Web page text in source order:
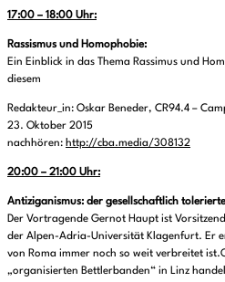
17:00 – 18:00 Uhr:
Rassismus und Homophobie:
Ein Einblick in das Thema Rassimus und
diesem
Redakteur_in: Oskar Beneder, CR94.4 –
23. Oktober 2015
nachhören: http://cba.media/308132
20:00 – 21:00 Uhr:
Antiziganismus: der gesellschaftlich tolerierte
Der Vortragende Gernot Haupt ist
der Alpen-Adria-Universität Klagenfurt. Er
von Roma immer noch so weit verbreitet
„organisierten Bettlerbanden“ in Linz